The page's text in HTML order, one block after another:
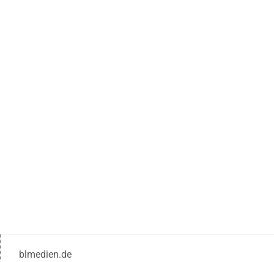
blmedien.de